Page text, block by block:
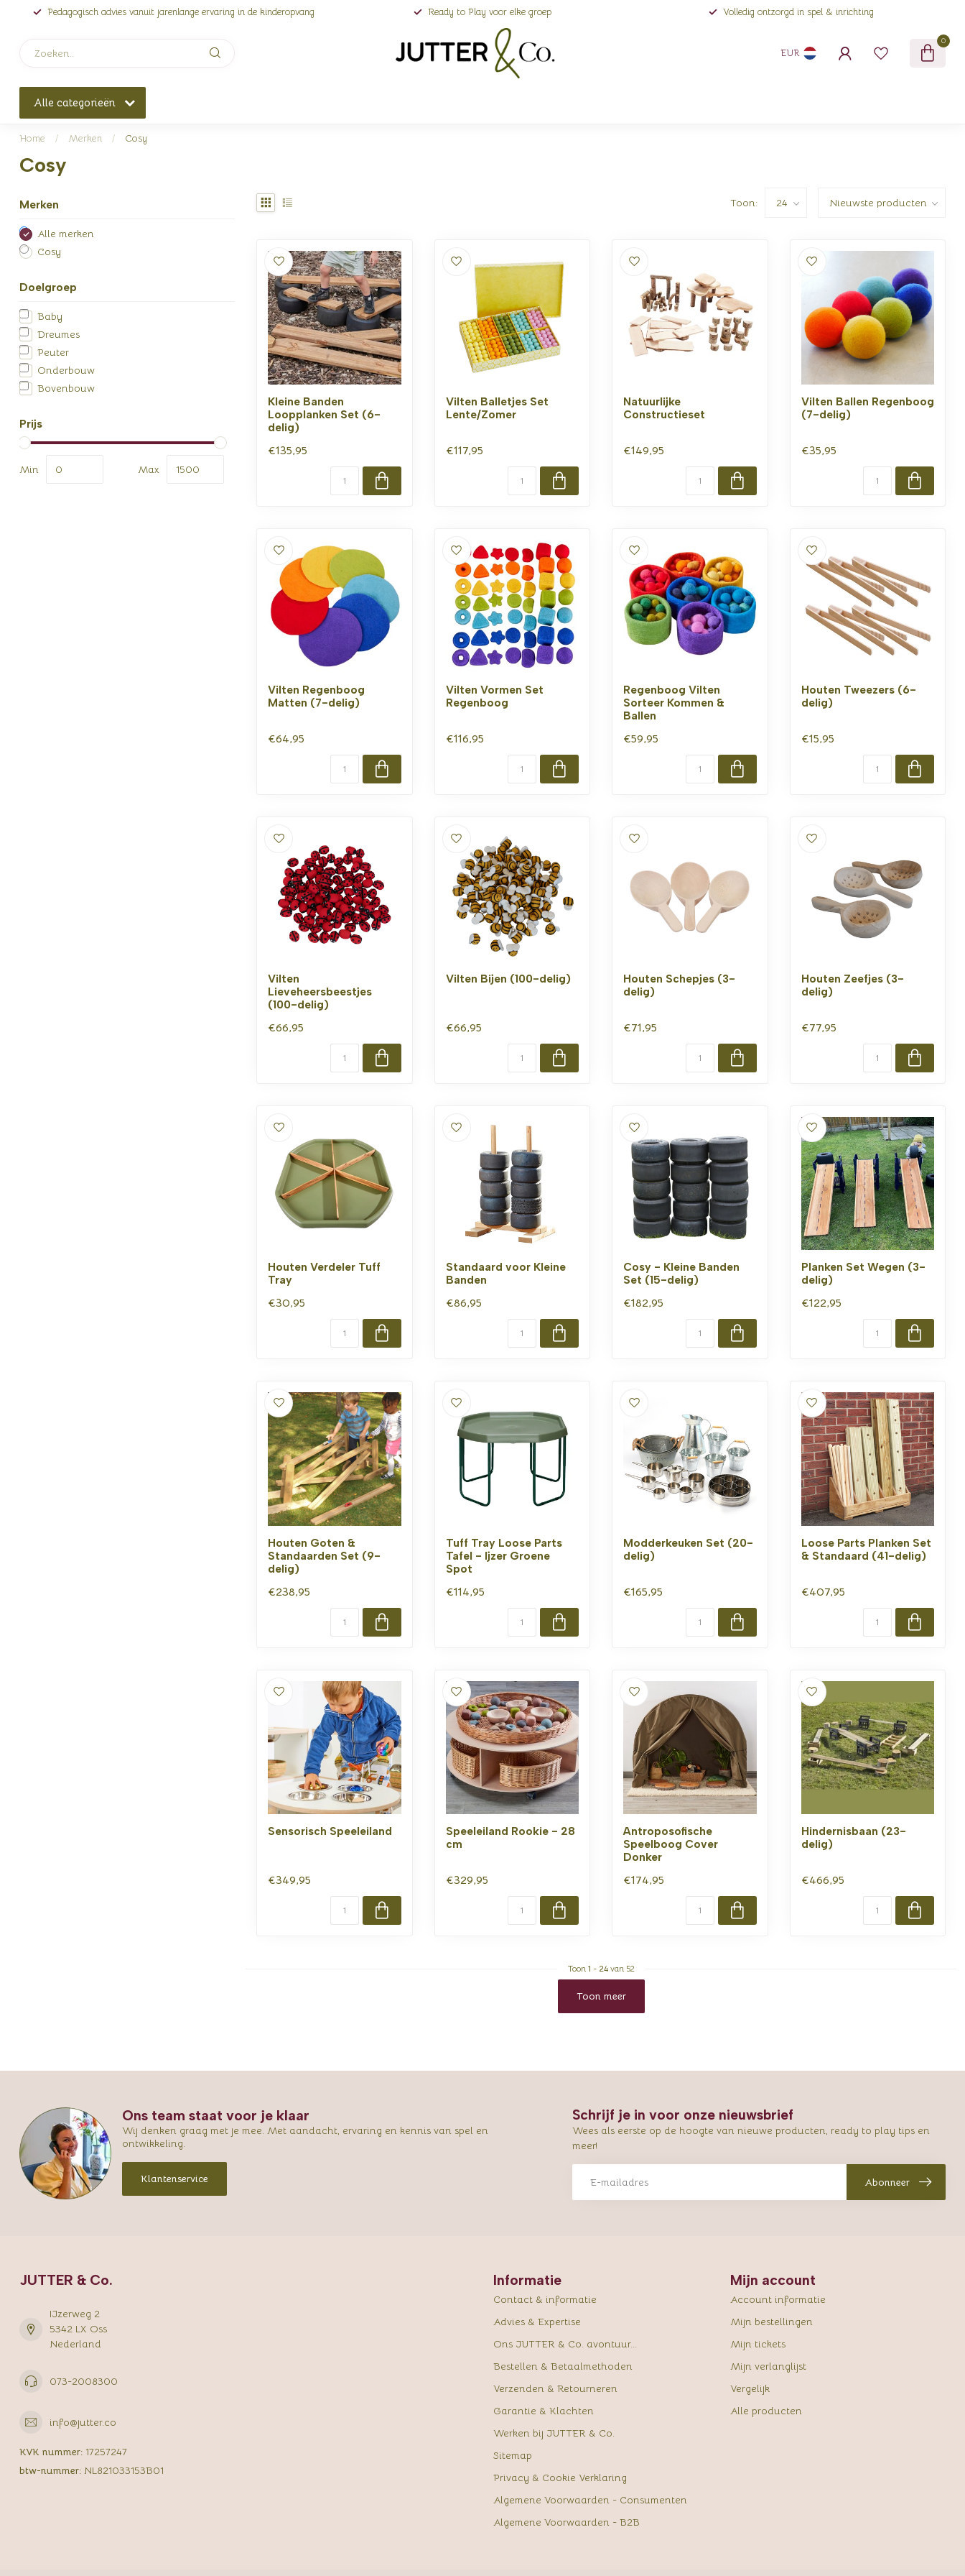
Pedagogisch advies vanuit jarenlange ervaring in de kinderopvang Ready to Play voor elke groep Volledig ontzorgd in spel & inrichting
EUR
0
Alle categorieën
Home / Merken / Cosy
Cosy
Merken
Alle merken
Cosy
Doelgroep
Baby
Dreumes
Peuter
Onderbouw
Bovenbouw
Prijs
Min Max
Toon:
Kleine Banden
Loopplanken Set (6-
delig)
€135,95
Vilten Balletjes Set
Lente/Zomer
€117,95
Natuurlijke
Constructieset
€149,95
Vilten Ballen Regenboog
(7-delig)
€35,95
Vilten Regenboog
Matten (7-delig)
€64,95
Vilten Vormen Set
Regenboog
€116,95
Regenboog Vilten
Sorteer Kommen &
Ballen
€59,95
Houten Tweezers (6-
delig)
€15,95
Vilten
Lieveheersbeestjes
(100-delig)
€66,95
Vilten Bijen (100-delig)
€66,95
Houten Schepjes (3-
delig)
€71,95
Houten Zeefjes (3-
delig)
€77,95
Houten Verdeler Tuff
Tray
€30,95
Standaard voor Kleine
Banden
€86,95
Cosy - Kleine Banden
Set (15-delig)
€182,95
Planken Set Wegen (3-
delig)
€122,95
Houten Goten &
Standaarden Set (9-
delig)
€238,95
Tuff Tray Loose Parts
Tafel - Ijzer Groene
Spot
€114,95
Modderkeuken Set (20-
delig)
€165,95
Loose Parts Planken Set
& Standaard (41-delig)
€407,95
Sensorisch Speeleiland
€349,95
Speeleiland Rookie - 28
cm
€329,95
Antroposofische
Speelboog Cover
Donker
€174,95
Hindernisbaan (23-
delig)
€466,95
Toon 1 - 24van 52
Toon meer
Ons team staat voor je klaar
Wij denken graag met je mee. Met aandacht, ervaring en kennis van spel en
ontwikkeling.
Klantenservice
Schrijf je in voor onze nieuwsbrief
Wees als eerste op de hoogte van nieuwe producten, ready to play tips en
meer!
Abonneer
JUTTER & Co.
IJzerweg 2
5342 LX Oss
Nederland
073-2008300
info@jutter.co
KVK nummer: 17257247
btw-nummer: NL821033153B01
Informatie
Contact & informatie
Advies & Expertise
Ons JUTTER & Co. avontuur...
Bestellen & Betaalmethoden
Verzenden & Retourneren
Garantie & Klachten
Werken bij JUTTER & Co.
Sitemap
Privacy & Cookie Verklaring
Algemene Voorwaarden - Consumenten
Algemene Voorwaarden - B2B
Mijn account
Account informatie
Mijn bestellingen
Mijn tickets
Mijn verlanglijst
Vergelijk
Alle producten